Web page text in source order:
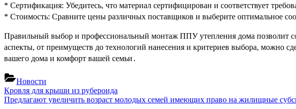
* Сертификация: Убедитесь, что материал сертифицирован и соответствует
* Стоимость: Сравните цены различных поставщиков и выберите оптимальное
Правильный выбор и профессиональный монтаж ППУ утепления дома позволит
аспекты, от преимуществ до технологий нанесения и критериев выбора, можно
вашего дома и комфорт вашей семьи․
Новости
Навигация
по
Previous
Post:
Кровля для крыши из рубероида
Next
Предлагают увеличить возраст молодых семей имеющих право на жилищные